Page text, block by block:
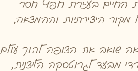
החיים בעזרת חפץ חסר
היצירתיות וההמצאה,
שואב את הצופה לתוך עולם
מבעד לגרוטסקה הליצנית,